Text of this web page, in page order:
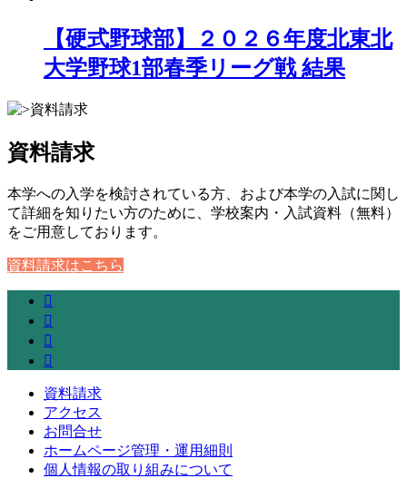
【硬式野球部】２０２６年度北東北
大学野球1部春季リーグ戦 結果
資料請求
本学への入学を検討されている方、および本学の入試に関し
て詳細を知りたい方のために、学校案内・入試資料（無料）
をご用意しております。
資料請求はこちら
資料請求
アクセス
お問合せ
ホームページ管理・運用細則
個人情報の取り組みについて